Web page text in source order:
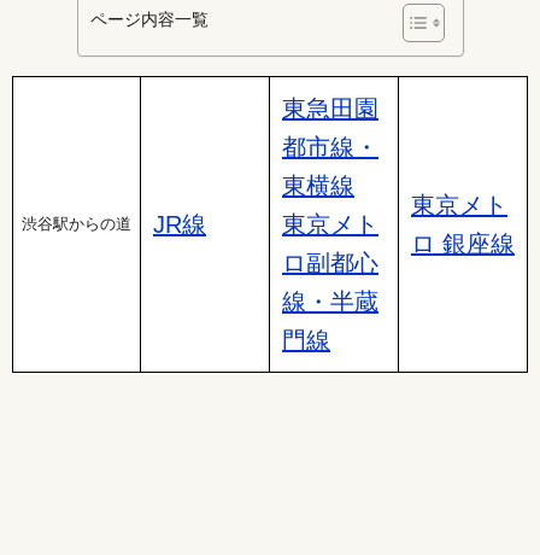
ページ内容一覧
渋谷駅からの道 JR線
東急田園
都市線・
東横線
東京メト
ロ副都心
線・半蔵
門線
東京メト
ロ 銀座線